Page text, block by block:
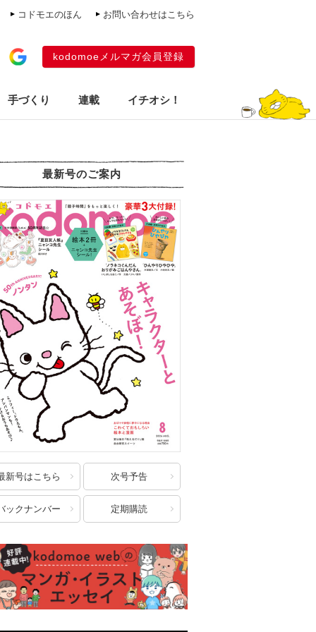
コドモエのほん お問い合わせはこちら
kodomoeメルマガ会員登録
手づくり 連載 イチオシ！
最新号のご案内
新号はこちら 次号予告
ックナンバー 定期購読